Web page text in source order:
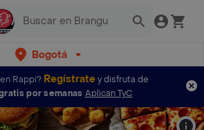
Bogotá
Rappi? Regístratey disfruta de
por semanas Aplican TyC